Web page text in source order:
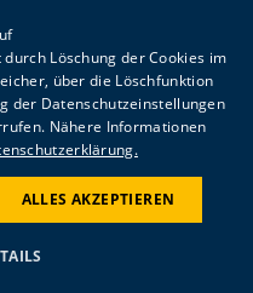
Ihren Beitrag auf
BIC: HYPVAT2B
Löschung der Cookies im
über die Löschfunktion
der Datenschutzeinstellungen
Nähere Informationen
ALLES AKZEPTIEREN